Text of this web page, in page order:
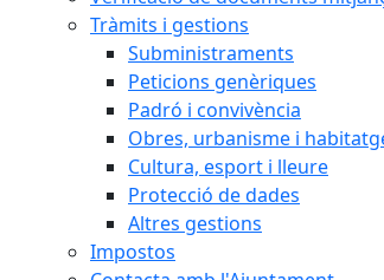
Tràmits i gestions
Subministraments
Peticions genèriques
Padró i convivència
Obres, urbanisme i
Cultura, esport i lleure
Protecció de dades
Altres gestions
Impostos